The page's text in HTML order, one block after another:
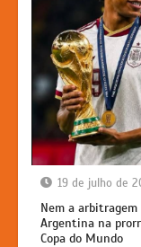
19 de julho de
Nem a
Argentina na
Copa do Mundo